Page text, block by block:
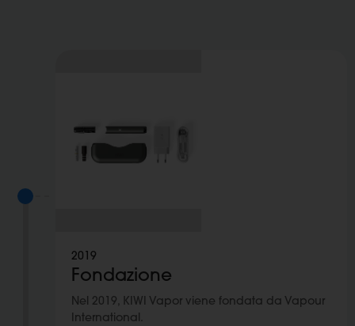
2019
Fondazione
Nel 2019, KIWI Vapor viene fondata da Vapour
International.